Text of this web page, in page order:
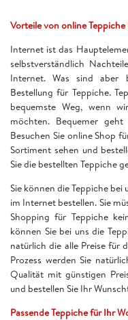
Vorteile von online
Internet ist das
selbstverständlich
Internet. Was sind aber
Bestellung für Teppiche.
bequemste Weg, wenn
möchten. Bequemer
Besuchen Sie online Shop
Sortiment sehen und
Sie die bestellten Teppiche
Sie können die Teppiche bei
im Internet bestellen. Sie
Shopping für Teppiche
können Sie bei uns die
natürlich die alle Preise für
Prozess werden Sie
Qualität mit günstigen
und bestellen Sie Ihr
Passende Teppiche für Ihr